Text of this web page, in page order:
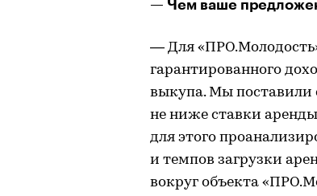
— Чем ваше
— Для
гарантированного
выкупа. Мы поставили
не ниже ставки
для этого
и темпов загрузки
вокруг объекта